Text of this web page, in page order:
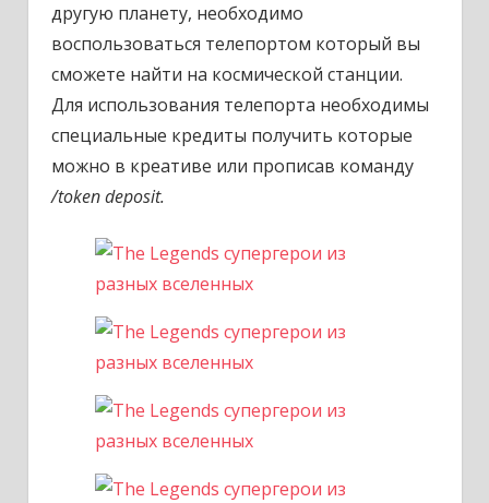
другую планету, необходимо
воспользоваться телепортом который вы
сможете найти на космической станции.
Для использования телепорта необходимы
специальные кредиты получить которые
можно в креативе или прописав команду
/token deposit.